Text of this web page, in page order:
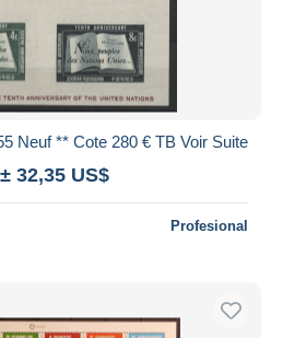
Neuf ** Cote 280 € TB Voir Suite
± 32,35 US$
Profesional